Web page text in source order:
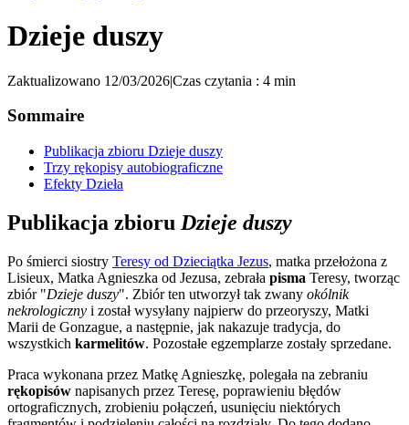
Dzieje duszy
Zaktualizowano 12/03/2026|Czas czytania : 4 min
Sommaire
Publikacja zbioru Dzieje duszy
Trzy rękopisy autobiograficzne
Efekty Dzieła
Publikacja zbioru Dzieje duszy
Po śmierci siostry Teresy od Dzieciątka Jezus, matka przełożona z
Lisieux, Matka Agnieszka od Jezusa, zebrała pisma Teresy, tworząc
zbiór "Dzieje duszy". Zbiór ten utworzył tak zwany okólnik
nekrologiczny i został wysyłany najpierw do przeoryszy, Matki
Marii de Gonzague, a następnie, jak nakazuje tradycja, do
wszystkich karmelitów. Pozostałe egzemplarze zostały sprzedane.
Praca wykonana przez Matkę Agnieszkę, polegała na zebraniu
rękopisów napisanych przez Teresę, poprawieniu błędów
ortograficznych, zrobieniu połączeń, usunięciu niektórych